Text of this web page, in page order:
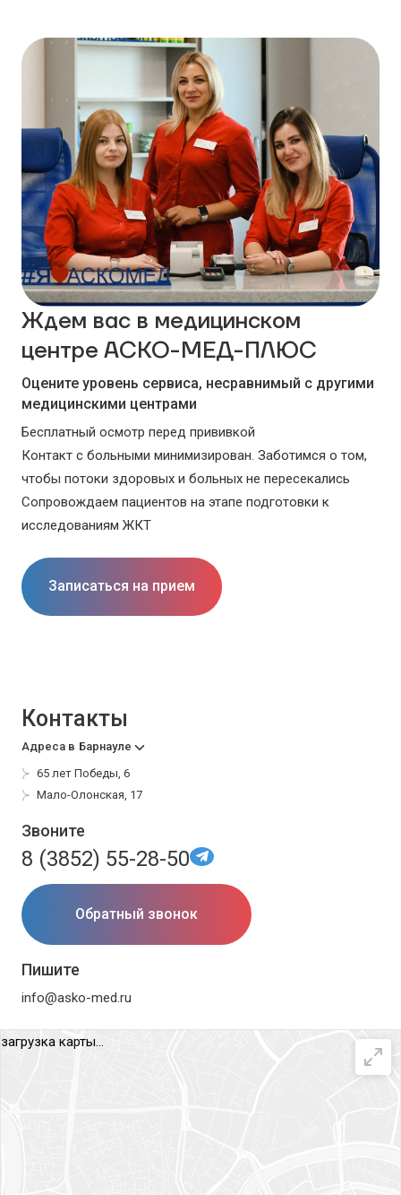
Ждем вас в медицинском
центре АСКО-МЕД-ПЛЮС
Оцените уровень сервиса, несравнимый с другими
медицинскими центрами
Бесплатный осмотр перед прививкой
Контакт с больными минимизирован. Заботимся о том,
чтобы потоки здоровых и больных не пересекались
Сопровождаем пациентов на этапе подготовки к
исследованиям ЖКТ
Записаться на прием
Контакты
Адреса в Барнауле
65 лет Победы, 6
Мало-Олонская, 17
Звоните
8 (3852) 55-28-50
Обратный звонок
Пишите
info@asko-med.ru
загрузка карты...